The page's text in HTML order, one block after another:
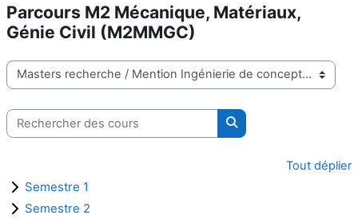
Parcours M2 Mécanique, Matériaux,
Génie Civil (M2MMGC)
Catégories de cours
Rechercher des cours
Rechercher des cours
Tout déplier
Semestre 1
Semestre 2